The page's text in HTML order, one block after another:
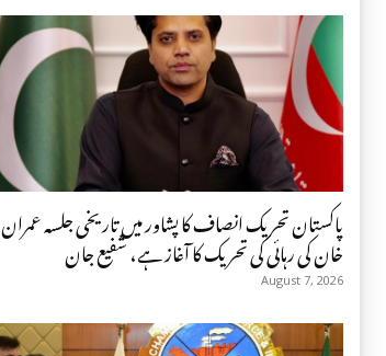
پاکستان تحریک انصاف کا پشاور میں تاریخی جلسہ عمران
خان کی رہائی کی تحریک کا آغاز ہے، شفیع جان
August 7, 2026